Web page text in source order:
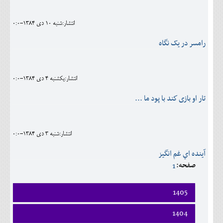
انتشار:شنبه 10 دی 1384-0:0
رامسر در يک نگاه
انتشار:يکشنبه 4 دی 1384-0:0
تار او بازى كند با پود ما ...
انتشار:شنبه 3 دی 1384-0:0
آينده اي غم انگيز
صفحه:1
1405
فروردين
1404